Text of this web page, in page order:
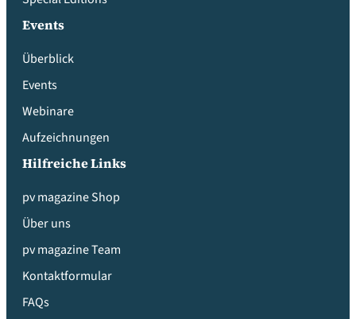
Events
Überblick
Events
Webinare
Aufzeichnungen
Hilfreiche Links
pv magazine Shop
Über uns
pv magazine Team
Kontaktformular
FAQs